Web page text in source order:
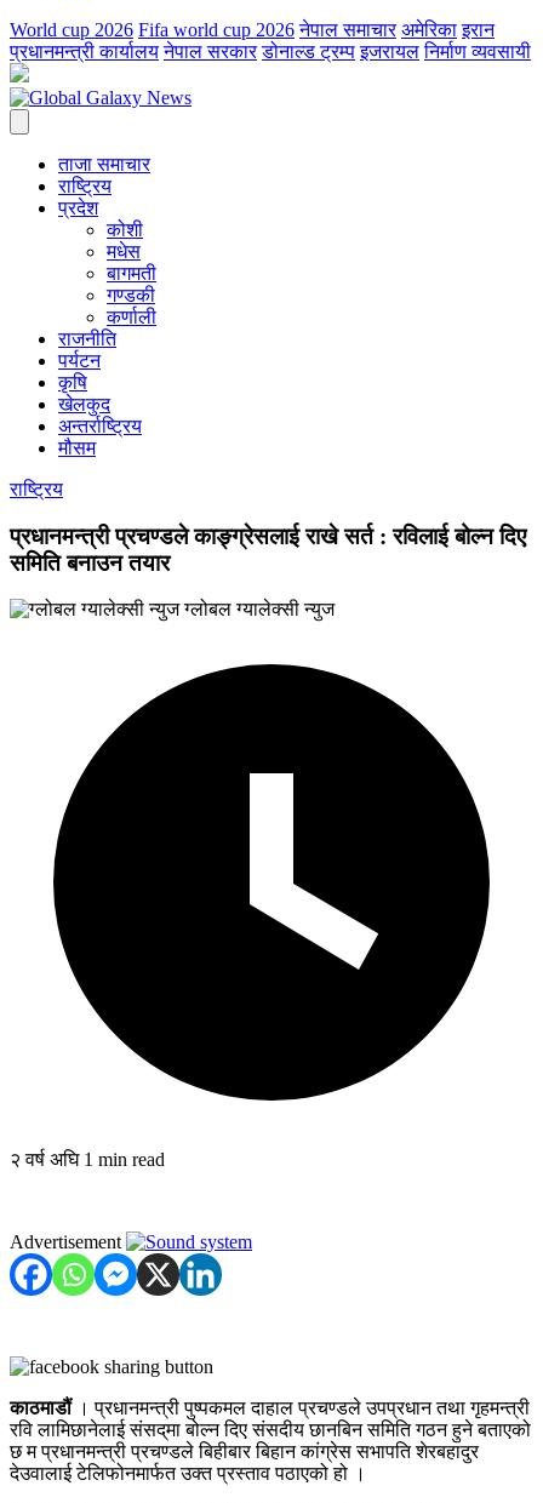
World cup 2026 Fifa world cup 2026 नेपाल समाचार अमेरिका इरान
प्रधानमन्त्री कार्यालय नेपाल सरकार डोनाल्ड ट्रम्प इजरायल निर्माण व्यवसायी
ताजा समाचार
राष्ट्रिय
प्रदेश
कोशी
मधेस
बागमती
गण्डकी
कर्णाली
राजनीति
पर्यटन
कृषि
खेलकुद
अन्तर्राष्ट्रिय
मौसम
राष्ट्रिय
प्रधानमन्त्री प्रचण्डले काङ्ग्रेसलाई राखे सर्त : रविलाई बोल्न दिए
समिति बनाउन तयार
ग्लोबल ग्यालेक्सी न्युज
२ वर्ष अघि 1 min read
Advertisement
काठमाडौं। प्रधानमन्त्री पुष्पकमल दाहाल प्रचण्डले उपप्रधान तथा गृहमन्त्री
रवि लामिछानेलाई संसद्‌मा बोल्न दिए संसदीय छानबिन समिति गठन हुने बताएको
छ म प्रधानमन्त्री प्रचण्डले बिहीबार बिहान कांग्रेस सभापति शेरबहादुर
देउवालाई टेलिफोनमार्फत उक्त प्रस्ताव पठाएको हो ।